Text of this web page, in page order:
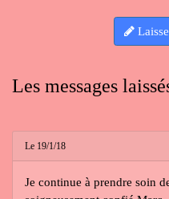
Les messages
Le 19/1/18
Je continue à prendre soin